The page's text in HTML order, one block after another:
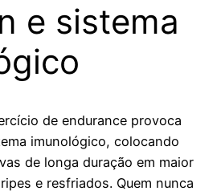
e sistema
de endurance provoca
imunológico, colocando
de longa duração em maior
e resfriados. Quem nunca